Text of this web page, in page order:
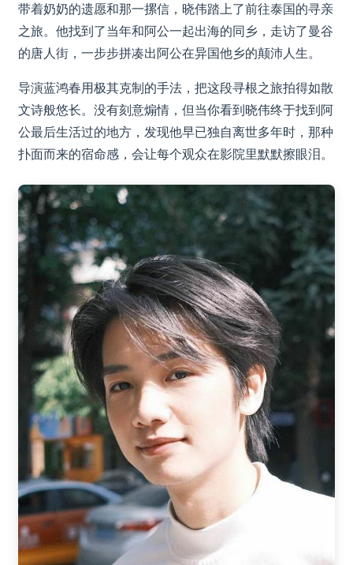
带着奶奶的遗愿和那一摞信，晓伟踏上了前往泰国的寻亲
之旅。他找到了当年和阿公一起出海的同乡，走访了曼谷
的唐人街，一步步拼凑出阿公在异国他乡的颠沛人生。
导演蓝鸿春用极其克制的手法，把这段寻根之旅拍得如散
文诗般悠长。没有刻意煽情，但当你看到晓伟终于找到阿
公最后生活过的地方，发现他早已独自离世多年时，那种
扑面而来的宿命感，会让每个观众在影院里默默擦眼泪。